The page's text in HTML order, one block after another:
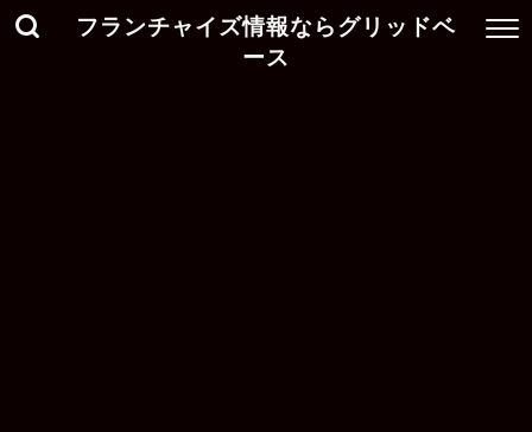
フランチャイズ情報ならグリッドベ
ース